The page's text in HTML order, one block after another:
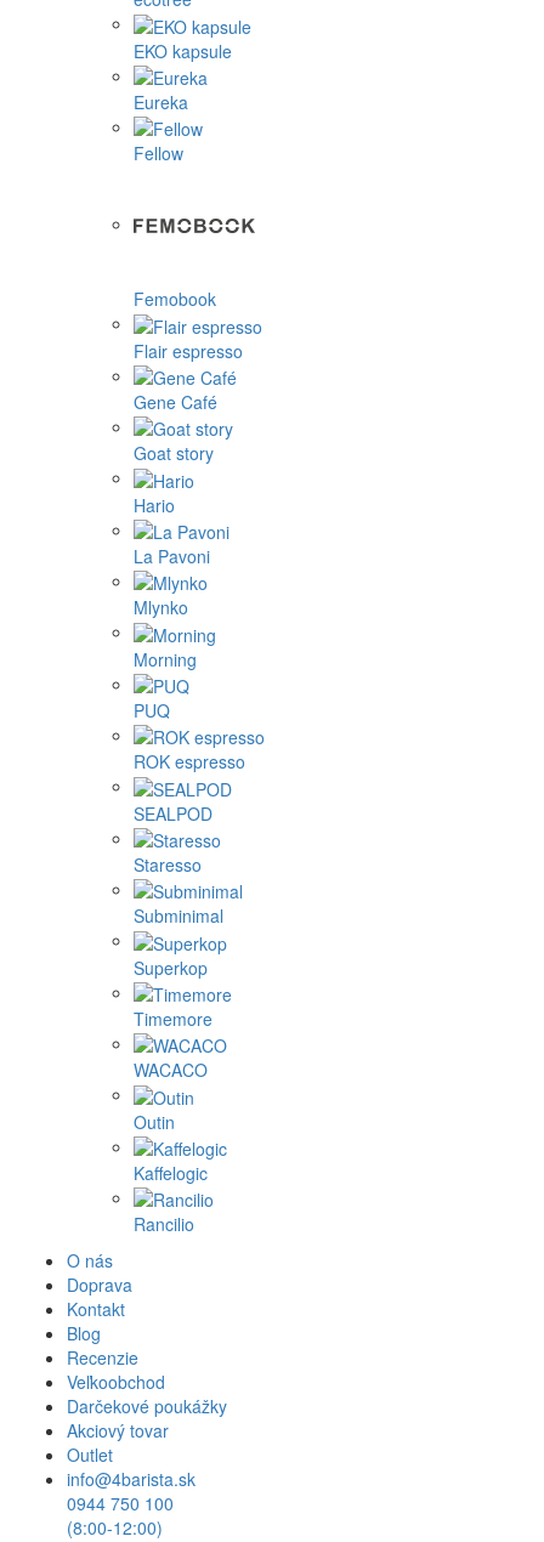
EKO kapsule
Eureka
Fellow
Femobook
Flair espresso
Gene Café
Goat story
Hario
La Pavoni
Mlynko
Morning
PUQ
ROK espresso
SEALPOD
Staresso
Subminimal
Superkop
Timemore
WACACO
Outin
Kaffelogic
Rancilio
O nás
Doprava
Kontakt
Blog
Recenzie
Veľkoobchod
Darčekové poukážky
Akciový tovar
Outlet
info@4barista.sk
0944 750 100
(8:00-12:00)